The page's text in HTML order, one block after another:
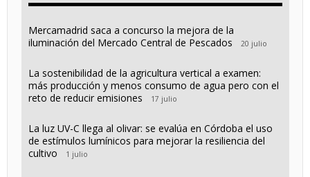
Mercamadrid saca a concurso la mejora de la
iluminación del Mercado Central de Pescados
20 julio
La sostenibilidad de la agricultura vertical a examen:
más producción y menos consumo de agua pero con el
reto de reducir emisiones
17 julio
La luz UV-C llega al olivar: se evalúa en Córdoba el uso
de estímulos lumínicos para mejorar la resiliencia del
cultivo
1 julio